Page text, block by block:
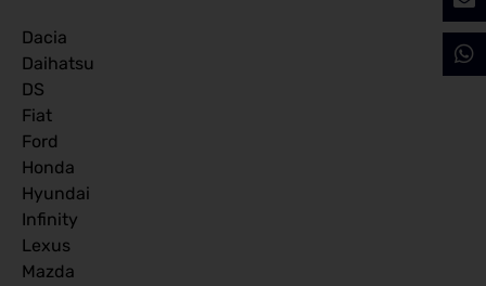
Dacia
Daihatsu
DS
Fiat
Ford
Honda
Hyundai
Infinity
Lexus
Mazda